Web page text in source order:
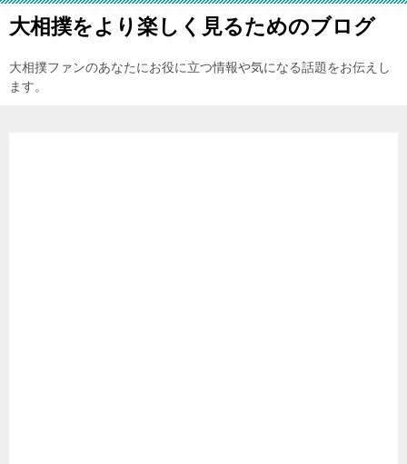
大相撲をより楽しく見るためのブログ
大相撲ファンのあなたにお役に立つ情報や気になる話題をお伝えし
ます。